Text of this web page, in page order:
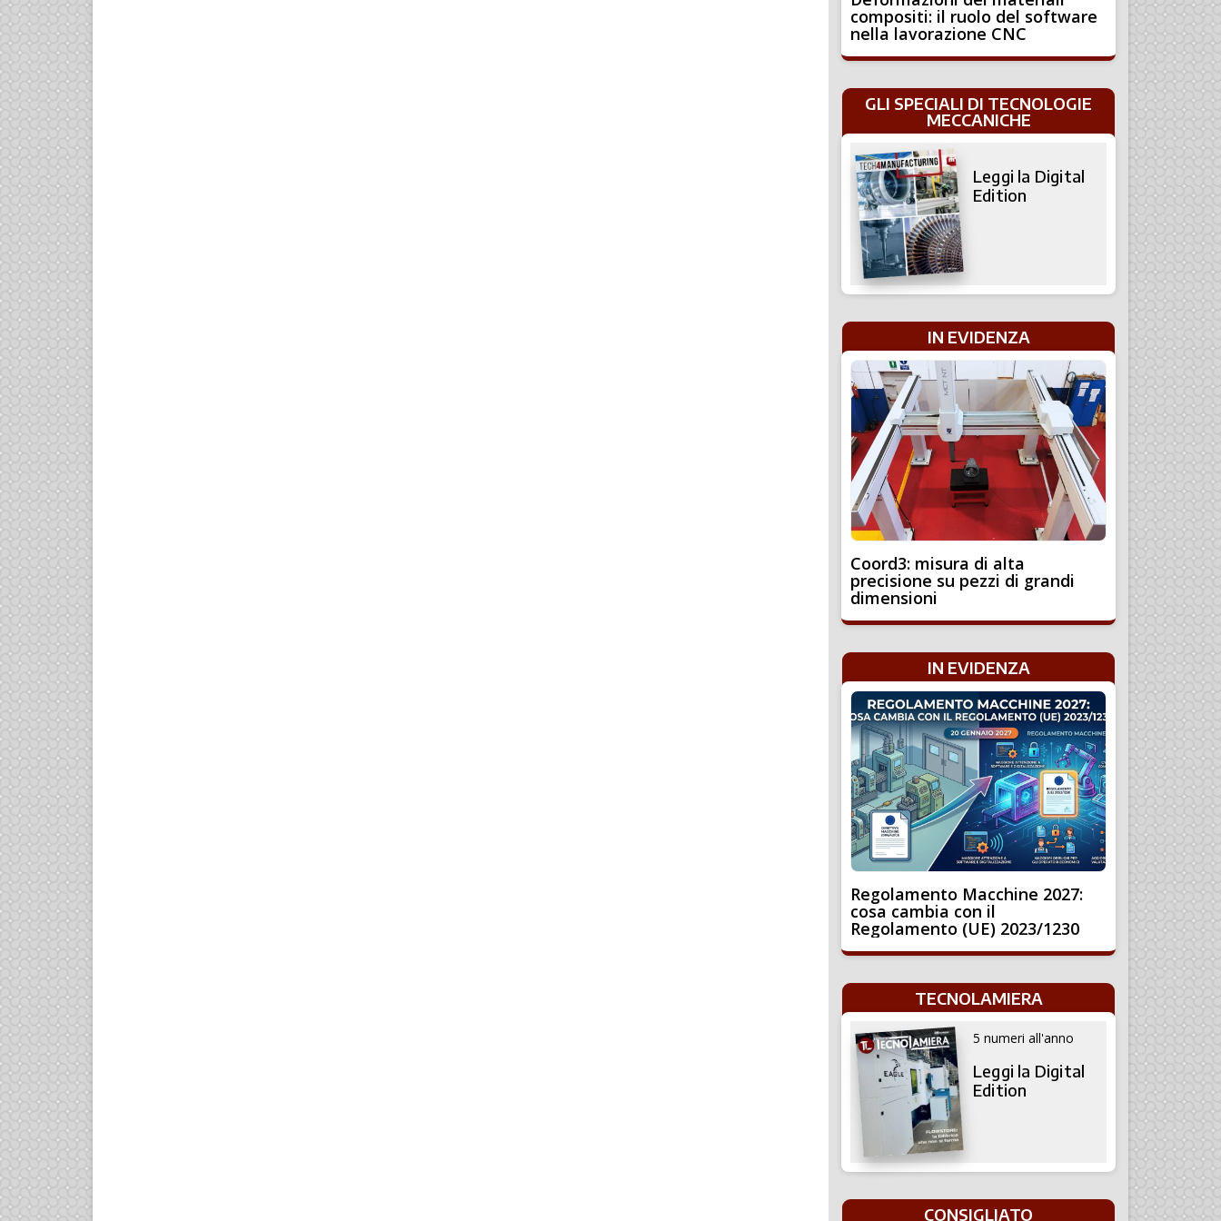
compositi: il ruolo del software
nella lavorazione CNC
GLI SPECIALI DI TECNOLOGIE
MECCANICHE
Leggi la Digital
Edition
IN EVIDENZA
Coord3: misura di alta
precisione su pezzi di grandi
dimensioni
IN EVIDENZA
Regolamento Macchine 2027:
cosa cambia con il
Regolamento (UE) 2023/1230
TECNOLAMIERA
5 numeri all'anno
Leggi la Digital
Edition
CONSIGLIATO